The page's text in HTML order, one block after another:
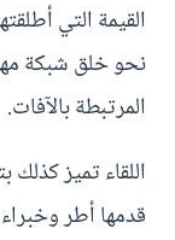
نحو خلق شبكة
المرتبطة بالآفات.
اللقاء تميز كذلك
قدمها أطر